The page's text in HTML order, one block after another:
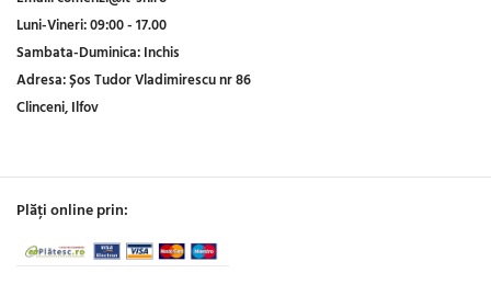
Luni-Vineri:09:00 - 17.00
Sambata-Duminica:Inchis
Adresa:Șos Tudor Vladimirescu nr 86
Clinceni, Ilfov
Plăți online prin: